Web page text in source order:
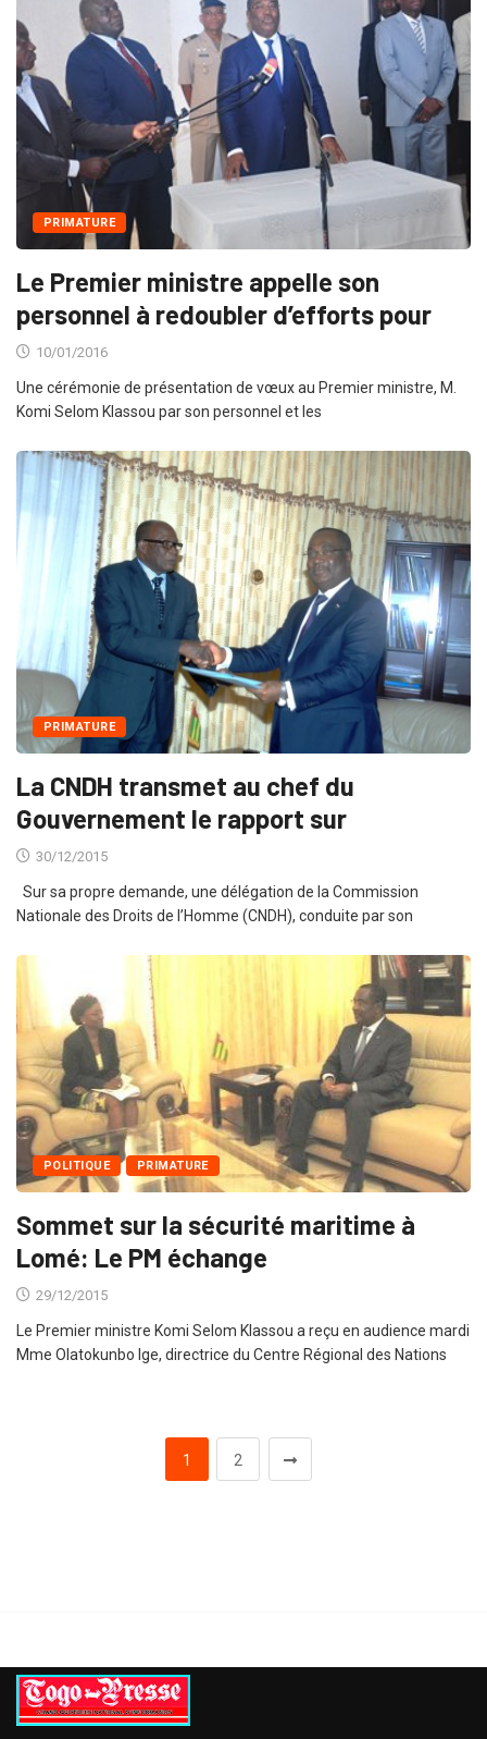
PRIMATURE
Le Premier ministre appelle son
personnel à redoubler d’efforts pour
10/01/2016
Une cérémonie de présentation de vœux au Premier ministre, M.
Komi Selom Klassou par son personnel et les
PRIMATURE
La CNDH transmet au chef du
Gouvernement le rapport sur
30/12/2015
Sur sa propre demande, une délégation de la Commission
Nationale des Droits de l’Homme (CNDH), conduite par son
POLITIQUE PRIMATURE
Sommet sur la sécurité maritime à
Lomé: Le PM échange
29/12/2015
Le Premier ministre Komi Selom Klassou a reçu en audience mardi
Mme Olatokunbo Ige, directrice du Centre Régional des Nations
1 2